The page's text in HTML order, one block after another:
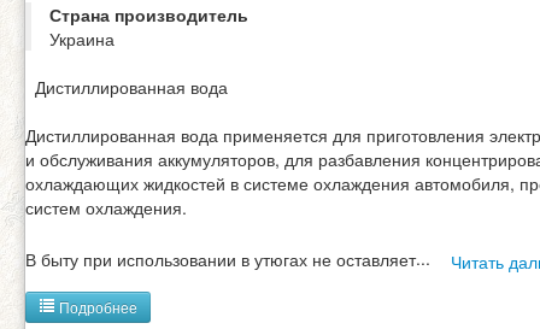
Страна производитель
Украина
Дистиллированная вода
Дистиллированная вода применяется для приготовления
и обслуживания аккумуляторов, для разбавления
охлаждающих жидкостей в системе охлаждения автомобиля,
систем охлаждения.
В быту при использовании в утюгах не оставляет... Читать
Подробнее